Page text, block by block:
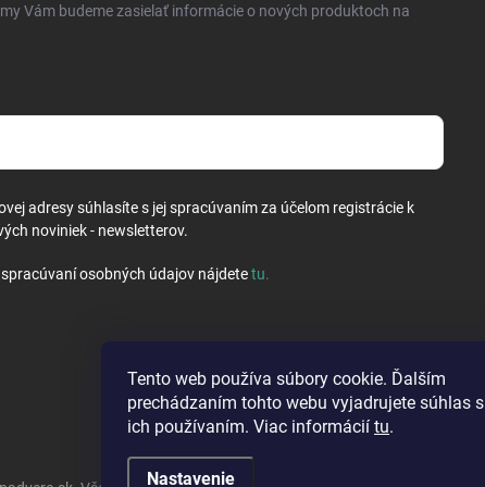
Tento web používa súbory cookie. Ďalším
prechádzaním tohto webu vyjadrujete súhlas s
ich používaním. Viac informácií tu.
Nastavenie
Vám budeme zasielať informácie o nových produktoch na
adresy súhlasíte s jej spracúvaním za účelom registrácie k
noviniek - newsletterov.
osobných údajov nájdetetu.